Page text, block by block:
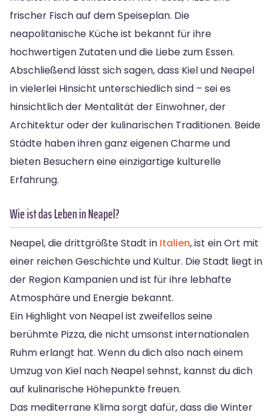
frischer Fisch auf dem Speiseplan. Die
neapolitanische Küche ist bekannt für ihre
hochwertigen Zutaten und die Liebe zum Essen.
Abschließend lässt sich sagen, dass Kiel und Neapel
in vielerlei Hinsicht unterschiedlich sind – sei es
hinsichtlich der Mentalität der Einwohner, der
Architektur oder der kulinarischen Traditionen. Beide
Städte haben ihren ganz eigenen Charme und
bieten Besuchern eine einzigartige kulturelle
Erfahrung.
Wie ist das Leben in Neapel?
Neapel, die drittgrößte Stadt in Italien, ist ein Ort mit
einer reichen Geschichte und Kultur. Die Stadt liegt in
der Region Kampanien und ist für ihre lebhafte
Atmosphäre und Energie bekannt.
Ein Highlight von Neapel ist zweifellos seine
berühmte Pizza, die nicht umsonst internationalen
Ruhm erlangt hat. Wenn du dich also nach einem
Umzug von Kiel nach Neapel sehnst, kannst du dich
auf kulinarische Höhepunkte freuen.
Das mediterrane Klima sorgt dafür, dass die Winter